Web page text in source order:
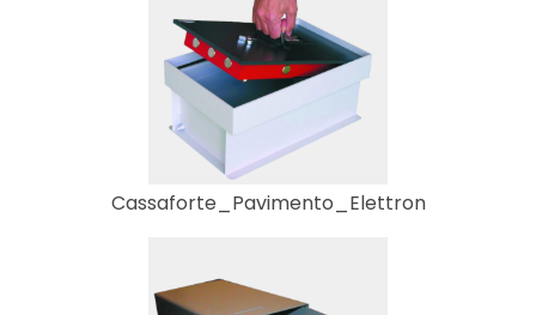
Cassaforte_Pavimento_Elettron